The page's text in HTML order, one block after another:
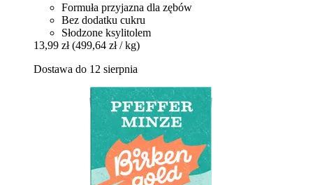
Formuła przyjazna dla zębów
Bez dodatku cukru
Słodzone ksylitolem
13,99 zł (499,64 zł / kg)
Dostawa do 12 sierpnia